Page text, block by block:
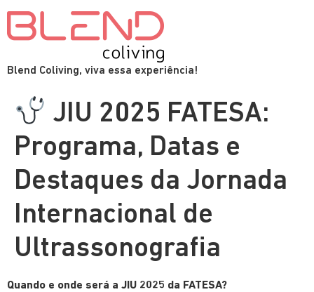
Blend Coliving, viva essa experiência!
JIU 2025 FATESA:
Programa, Datas e
Destaques da Jornada
Internacional de
Ultrassonografia
Quando e onde será a JIU 2025 da FATESA?